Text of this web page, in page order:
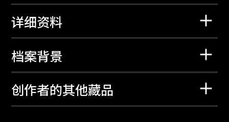
详细资料
档案背景
创作者的其他藏品